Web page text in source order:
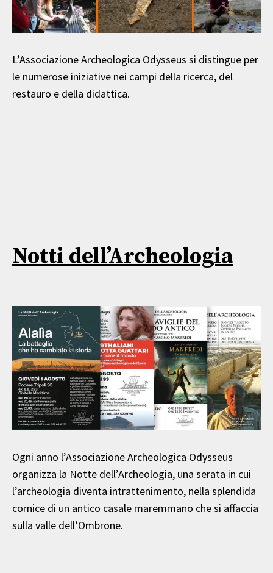
L’Associazione Archeologica Odysseus si distingue per
le numerose iniziative nei campi della ricerca, del
restauro e della didattica.
Notti dell’Archeologia
Ogni anno l’Associazione Archeologica Odysseus
organizza la Notte dell’Archeologia, una serata in cui
l’archeologia diventa intrattenimento, nella splendida
cornice di un antico casale maremmano che si affaccia
sulla valle dell’Ombrone.